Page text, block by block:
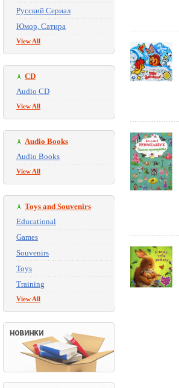
Русский Сериал
Юмор, Сатира
View All
CD
Audio CD
View All
Audio Books
Audio Books
View All
Toys and Souvenirs
Educational
Games
Souvenirs
Toys
Training
View All